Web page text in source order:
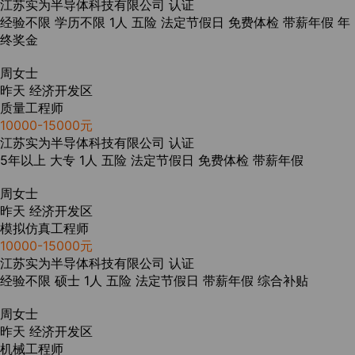
江苏实为半导体科技有限公司 认证
经验不限 学历不限 1人 五险 法定节假日 免费体检 带薪年假 年
终奖金
周女士
昨天 经济开发区
质量工程师
10000-15000元
江苏实为半导体科技有限公司 认证
5年以上 大专 1人 五险 法定节假日 免费体检 带薪年假
周女士
昨天 经济开发区
模拟仿真工程师
10000-15000元
江苏实为半导体科技有限公司 认证
经验不限 硕士 1人 五险 法定节假日 带薪年假 综合补贴
周女士
昨天 经济开发区
机械工程师